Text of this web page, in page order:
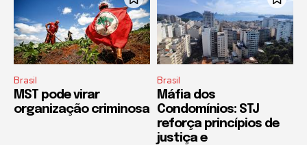
Brasil
MST pode virar
organização criminosa
Brasil
Máfia dos
Condomínios: STJ
reforça princípios de
justiça e